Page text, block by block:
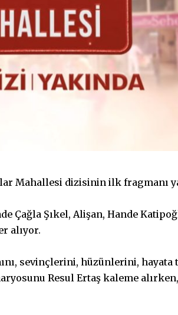
Mahallesi dizisinin ilk fragmanı
Çağla Şıkel, Alişan, Hande
alıyor.
sevinçlerini, hüzünlerini, hayata
Resul Ertaş kaleme